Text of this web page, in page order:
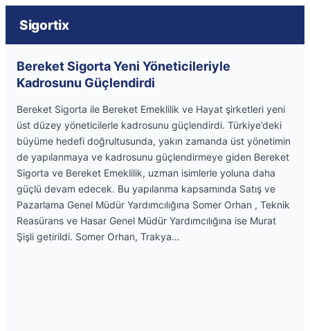
Sigortix
Bereket Sigorta Yeni Yöneticileriyle
Kadrosunu Güçlendirdi
Bereket Sigorta ile Bereket Emeklilik ve Hayat şirketleri yeni
üst düzey yöneticilerle kadrosunu güçlendirdi. Türkiye’deki
büyüme hedefi doğrultusunda, yakın zamanda üst yönetimin
de yapılanmaya ve kadrosunu güçlendirmeye giden Bereket
Sigorta ve Bereket Emeklilik, uzman isimlerle yoluna daha
güçlü devam edecek. Bu yapılanma kapsamında Satış ve
Pazarlama Genel Müdür Yardımcılığına Somer Orhan , Teknik
Reasürans ve Hasar Genel Müdür Yardımcılığına ise Murat
Şişli getirildi. Somer Orhan, Trakya…